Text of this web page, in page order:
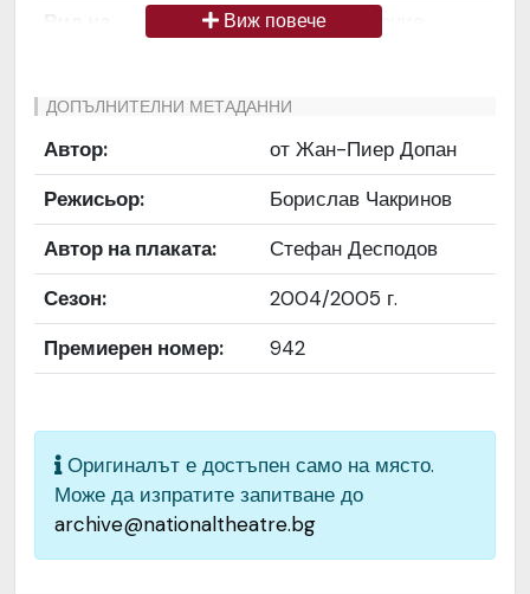
Снимка / изображение
Език на
Български
Права за
ползване
Да се цитира източник:
„Художествен архив НТ
„Иван Вазов“
Предоставяща
страна
България
Качество на
Средно
Вазов“, гр. София, България
Виж повече
ДОПЪЛНИТЕЛНИ МЕТАДАННИ
Автор:
от Жан-Пиер Допан
Режисьор:
Борислав Чакринов
Автор на плаката:
Стефан Десподов
Сезон:
2004/2005 г.
Премиерен номер:
942
Оригиналът е достъпен само на място.
Може да изпратите запитване до
archive@nationaltheatre.bg